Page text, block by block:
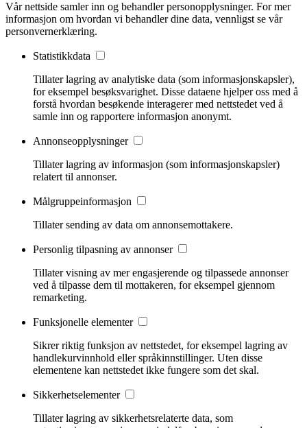
Vår nettside samler inn og behandler personopplysninger. For mer
informasjon om hvordan vi behandler dine data, vennligst se vår
personvernerklæring.
Statistikkdata
Tillater lagring av analytiske data (som informasjonskapsler),
for eksempel besøksvarighet. Disse dataene hjelper oss med å
forstå hvordan besøkende interagerer med nettstedet ved å
samle inn og rapportere informasjon anonymt.
Annonseopplysninger
Tillater lagring av informasjon (som informasjonskapsler)
relatert til annonser.
Målgruppeinformasjon
Tillater sending av data om annonsemottakere.
Personlig tilpasning av annonser
Tillater visning av mer engasjerende og tilpassede annonser
ved å tilpasse dem til mottakeren, for eksempel gjennom
remarketing.
Funksjonelle elementer
Sikrer riktig funksjon av nettstedet, for eksempel lagring av
handlekurvinnhold eller språkinnstillinger. Uten disse
elementene kan nettstedet ikke fungere som det skal.
Sikkerhetselementer
Tillater lagring av sikkerhetsrelaterte data, som